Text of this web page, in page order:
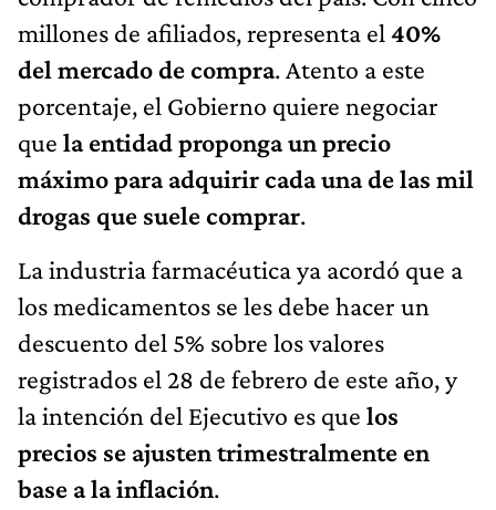
millones de afiliados, representa el 40%
del mercado de compra. Atento a este
porcentaje, el Gobierno quiere negociar
que la entidad proponga un precio
máximo para adquirir cada una de las mil
drogas que suele comprar.
La industria farmacéutica ya acordó que a
los medicamentos se les debe hacer un
descuento del 5% sobre los valores
registrados el 28 de febrero de este año, y
la intención del Ejecutivo es que los
precios se ajusten trimestralmente en
base a la inflación.